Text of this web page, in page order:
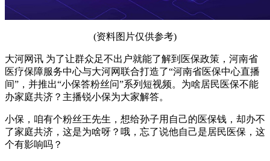
(资料图片仅供参考)
大河网讯 为了让群众足不出户就能了解到医保政策，河南省
医疗保障服务中心与大河网联合打造了“河南省医保中心直播
间”，并推出“小保答粉丝问”系列短视频。为啥居民医保不能
办家庭共济？主播锐小保为大家解答。
小保，咱有个粉丝王先生，想给孙子用自己的医保钱，却办不
了家庭共济，这是为啥呀？哦，忘了说他自己是居民医保，这
个有影响吗？